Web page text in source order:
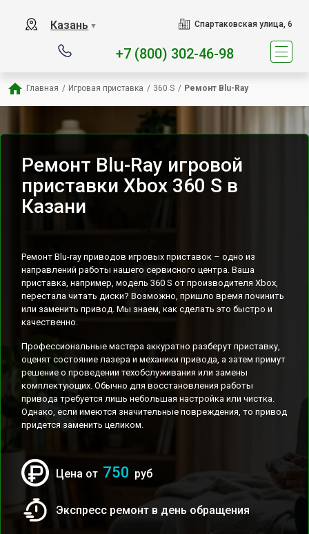
Казань ▼ Спартаковская улица, 6
+7 (800) 302-46-98
Главная / Игровая приставка / 360 S / Ремонт Blu-Ray
Ремонт Blu-Ray игровой
приставки Xbox 360 S в
Казани
Ремонт Blu-ray приводов игровых приставок – одно из
направлений работы нашего сервисного центра. Ваша
приставка, например, модель 360 S от производителя Xbox,
перестала читать диски? Возможно, пришло время починить
или заменить привод. Мы знаем, как сделать это быстро и
качественно.
Профессиональные мастера аккуратно разберут приставку,
оценят состояние лазера и механики привода, а затем примут
решение о проведении техобслуживания или замены
комплектующих. Обычно для восстановления работы
привода требуется лишь небольшая настройка или чистка.
Однако, если имеются значительные повреждения, то привод
придется заменить целиком.
Цена от 750 руб
Экспресс ремонт в день обращения